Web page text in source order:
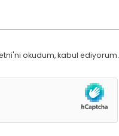
'ni okudum, kabul ediyorum.